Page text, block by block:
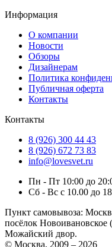
Информация
О компании
Новости
Обзоры
Дизайнерам
Политика
Публичная оферта
Контакты
Контакты
8 (926) 300 44 43
8 (926) 672 73 83
info@lovesvet.ru
Пн - Пт 10:00 до
Сб - Вс с 10.00 до
Пункт самовывоза:
посёлок
Можайский двор.
© Москва, 2009 – 2026